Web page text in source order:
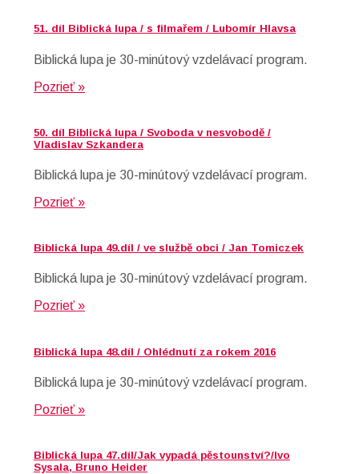
51. díl Biblická lupa / s filmařem / Lubomír Hlavsa
Biblická lupa je 30-minútový vzdelávací program.
Pozrieť »
50. díl Biblická lupa / Svoboda v nesvobodě /
Vladislav Szkandera
Biblická lupa je 30-minútový vzdelávací program.
Pozrieť »
Biblická lupa 49.díl / ve službě obci / Jan Tomiczek
Biblická lupa je 30-minútový vzdelávací program.
Pozrieť »
Biblická lupa 48.díl / Ohlédnutí za rokem 2016
Biblická lupa je 30-minútový vzdelávací program.
Pozrieť »
Biblická lupa 47.díl/Jak vypadá pěstounství?/Ivo
Sysala, Bruno Heider